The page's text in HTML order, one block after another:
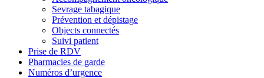
Sevrage tabagique
Prévention et dépistage
Objects connectés
Suivi patient
Prise de RDV
Pharmacies de garde
Numéros d’urgence